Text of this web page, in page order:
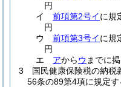
円
イ
前項第2号イに規
円
ウ
前項第3号イに規
円
エ
アからウ までに
3
国民健康保険税の納税
56条の89第4項に規定